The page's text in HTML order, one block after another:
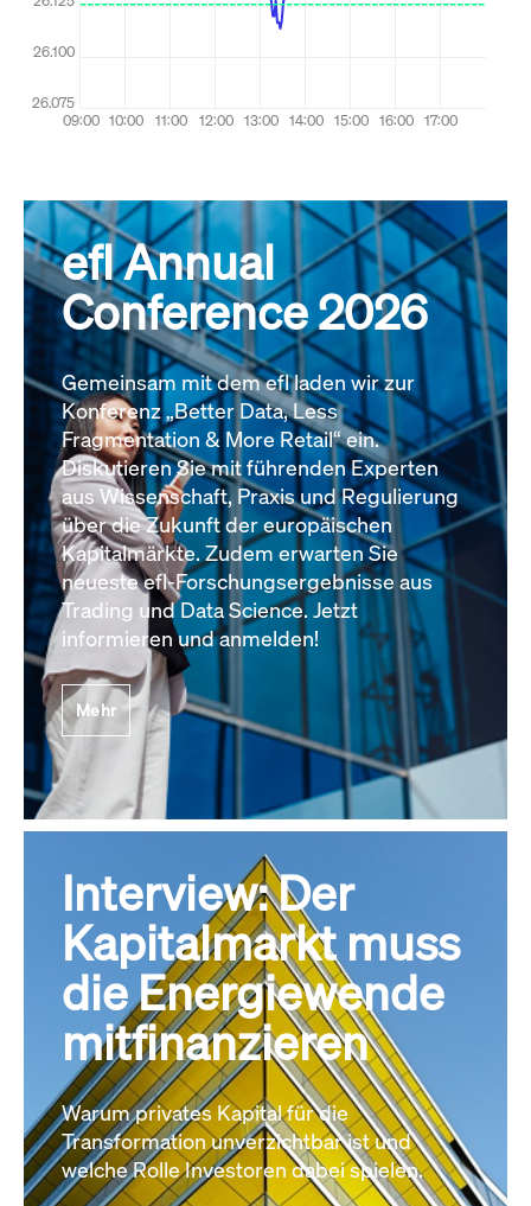
efl Annual
Conference 2026
Gemeinsam mit dem efl laden wir zur
Konferenz „Better Data, Less
Fragmentation & More Retail“ ein.
Diskutieren Sie mit führenden Experten
aus Wissenschaft, Praxis und Regulierung
über die Zukunft der europäischen
Kapitalmärkte. Zudem erwarten Sie
neueste efl-Forschungsergebnisse aus
Trading und Data Science. Jetzt
informieren und anmelden!
Mehr
Interview: Der
Kapitalmarkt muss
die Energiewende
mitfinanzieren
Warum privates Kapital für die
Transformation unverzichtbar ist und
welche Rolle Investoren dabei spielen.